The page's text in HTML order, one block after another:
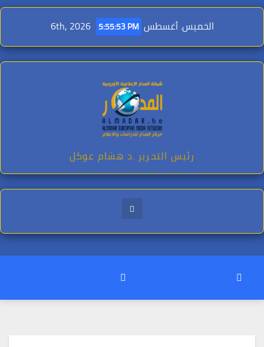
Skip
content
الخميس. أغسطس 6th, 2026 5:55:54 PM
رئيس التحرير .د هشام عوكل